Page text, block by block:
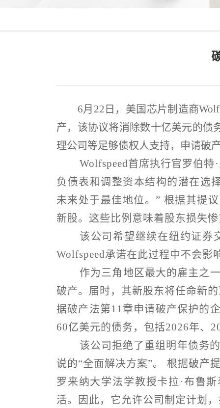
6月 22 日，美国芯片制造商
产，该协议将消除数十亿美元的债
理公司等足够债权人支持，申请破
Wolfspeed首席执行官罗伯特 ·
负债表和调整资本结构的潜在选
未来处于最佳地位。 ” 根据其提
新股。这些比例意味着股东损失
该公司希望继续在纽约证券
Wolfspeed承诺在此过程中不会影
作为三角地区最大的雇主之
破产。届时，其新股东将任命新
据破产法第11章申请破产保护的
60亿美元的债务，包括2026年、
该公司拒绝了重组明年债务
说的“全面解决方案”。 根据破产
罗来纳大学法学教授卡拉 · 布鲁
活。因此，它允许公司制定计划